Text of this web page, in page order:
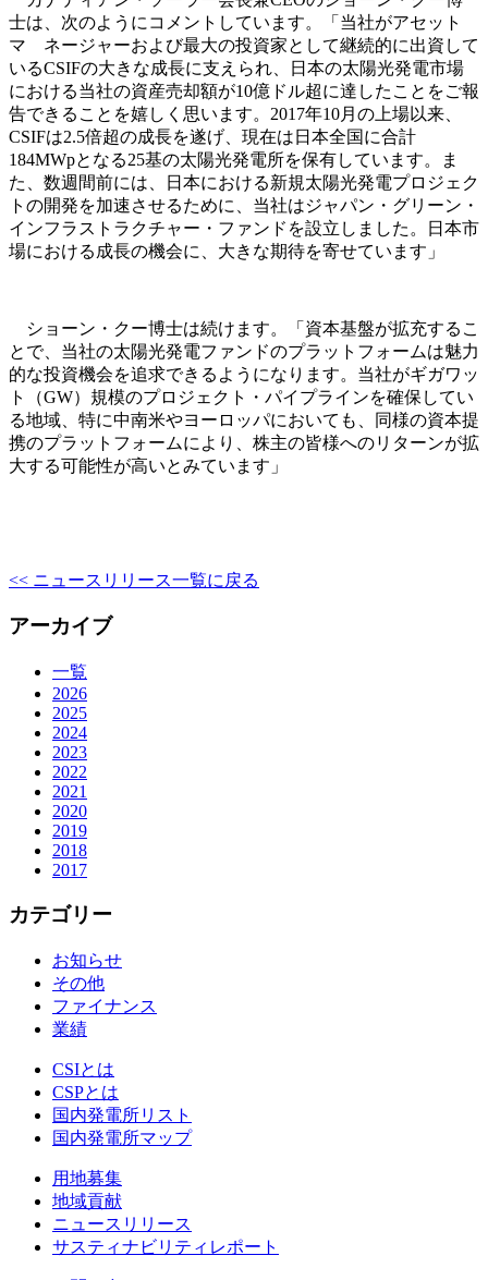
士は、次のようにコメントしています。「当社がアセット
マ ネージャーおよび最大の投資家として継続的に出資して
いるCSIFの大きな成長に支えられ、日本の太陽光発電市場
における当社の資産売却額が10億ドル超に達したことをご報
告できることを嬉しく思います。2017年10月の上場以来、
CSIFは2.5倍超の成長を遂げ、現在は日本全国に合計
184MWpとなる25基の太陽光発電所を保有しています。ま
た、数週間前には、日本における新規太陽光発電プロジェク
トの開発を加速させるために、当社はジャパン・グリーン・
インフラストラクチャー・ファンドを設立しました。日本市
場における成長の機会に、大きな期待を寄せています」
ショーン・クー博士は続けます。「資本基盤が拡充するこ
とで、当社の太陽光発電ファンドのプラットフォームは魅力
的な投資機会を追求できるようになります。当社がギガワッ
ト（GW）規模のプロジェクト・パイプラインを確保してい
る地域、特に中南米やヨーロッパにおいても、同様の資本提
携のプラットフォームにより、株主の皆様へのリターンが拡
大する可能性が高いとみています」
<< ニュースリリース一覧に戻る
アーカイブ
一覧
2026
2025
2024
2023
2022
2021
2020
2019
2018
2017
カテゴリー
お知らせ
その他
ファイナンス
業績
CSIとは
CSPとは
国内発電所リスト
国内発電所マップ
用地募集
地域貢献
ニュースリリース
サスティナビリティレポート